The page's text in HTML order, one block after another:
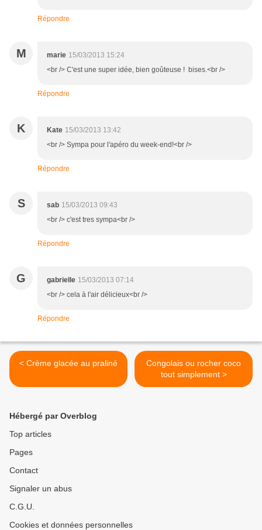
Répondre
M marie 15/03/2013 15:24
<br /> C'est une super idée, bien goûteuse ! bises.<br />
Répondre
K Kate 15/03/2013 13:42
<br /> Sympa pour l'apéro du week-end!<br />
Répondre
S sab 15/03/2013 09:43
<br /> c'est tres sympa<br />
Répondre
G gabrielle 15/03/2013 07:14
<br /> cela à l'air délicieux<br />
Répondre
< Crème glacée au praliné
Congolais ou rocher coco
tout simplement >
Hébergé par Overblog
Top articles
Pages
Contact
Signaler un abus
C.G.U.
Cookies et données personnelles